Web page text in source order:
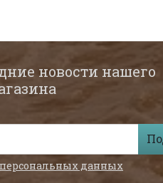
новости нашего
персональных данных